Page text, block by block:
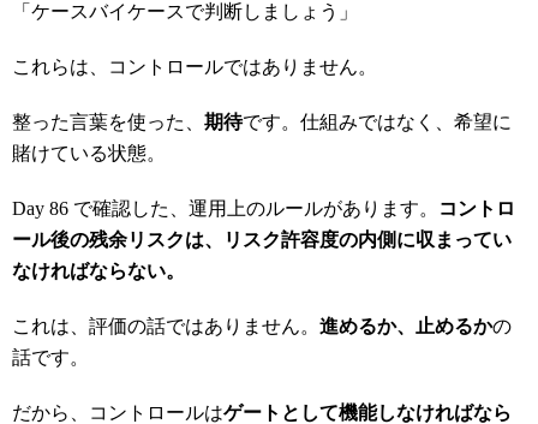
「ケースバイケースで判断しましょう」
これらは、コントロールではありません。
整った言葉を使った、 期待です。仕組みではなく、希望に
賭けている状態。
Day 86 で確認した、運用上のルールがあります。
コントロ
ール後の残余リスクは、リスク許容度の内側に収まってい
なければならない。
これは、評価の話ではありません。 進めるか、止めるかの
話です。
だから、コントロールはゲートとして機能しなければなら